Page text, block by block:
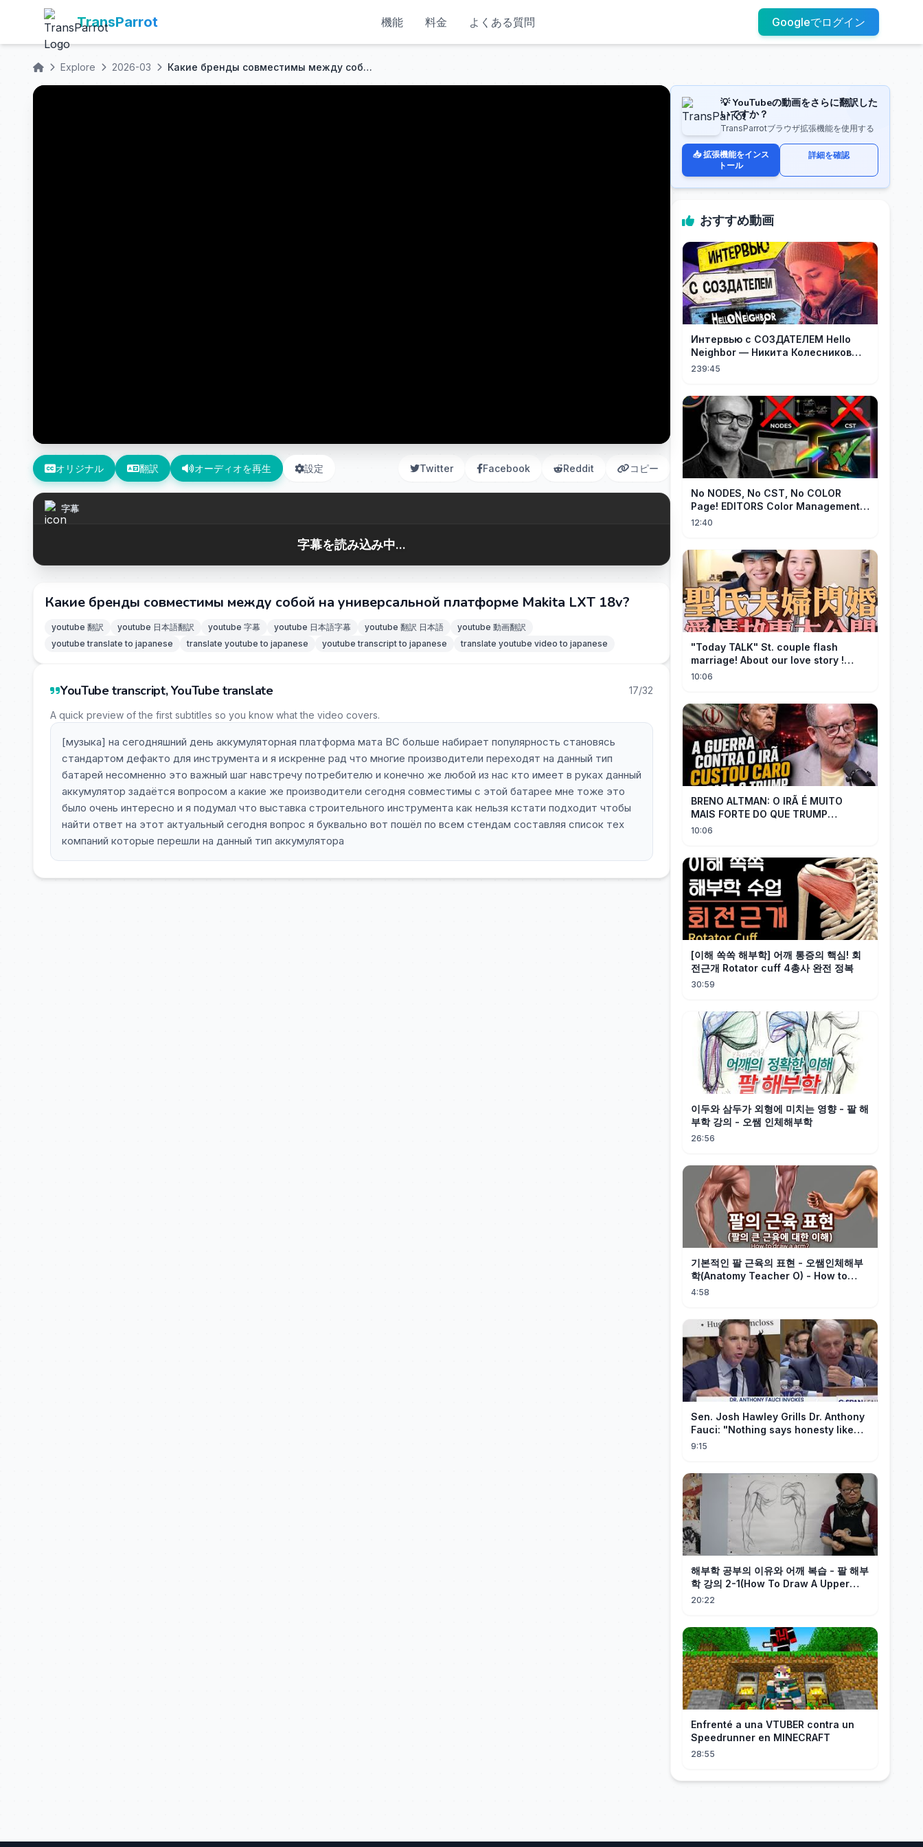
TransParrot 機能 料金 よくある質問 Googleでログイン
Explore 2026-03 Какие бренды совместимы между собой на универсальной платформе Makita LXT 18v?
オリジナル 翻訳 オーディオを再生 設定 Twitter Facebook Reddit コピー
字幕
字幕を読み込み中...
Какие бренды совместимы между собой на универсальной платформе Makita LXT 18v?
youtube 翻訳 youtube 日本語翻訳 youtube 字幕 youtube 日本語字幕 youtube 翻訳 日本語
youtube 動画翻訳
youtube translate to japanese
translate youtube to japanese youtube transcript to japanese translate youtube video to japanese
YouTube transcript, YouTube translate 17/32
A quick preview of the first subtitles so you know what the video covers.
[музыка] на сегодняшний день аккумуляторная платформа мата ВС больше набирает популярность становясь
стандартом дефакто для инструмента и я искренне рад что многие производители переходят на данный тип
батарей несомненно это важный шаг навстречу потребителю и конечно же любой из нас кто имеет в руках данный
аккумулятор задаётся вопросом а какие же производители сегодня совместимы с этой батарее мне тоже это
было очень интересно и я подумал что выставка строительного инструмента как нельзя кстати подходит чтобы
найти ответ на этот актуальный сегодня вопрос я буквально вот пошёл по всем стендам составляя список тех
компаний которые перешли на данный тип аккумулятора
💡 YouTubeの動画をさらに翻訳した
いですか？
TransParrotブラウザ拡張機能を使用する
📥 拡張機能をインス
トール
詳細を確認
おすすめ動画
Интервью с СОЗДАТЕЛЕМ Hello
Neighbor — Никита Колесников
(grandeturisto)
239:45
No NODES, No CST, No COLOR
Page! EDITORS Color Management
[EASY]
12:40
"Today TALK" St. couple flash
marriage! About our love story !
【Saint】
10:06
BRENO ALTMAN: O IRÃ É MUITO
MAIS FORTE DO QUE TRUMP
IMAGINAVA
10:06
[이해 쏙쏙 해부학] 어깨 통증의 핵심! 회
전근개 Rotator cuff 4총사 완전 정복
30:59
이두와 삼두가 외형에 미치는 영향 - 팔 해
부학 강의 - 오쌤 인체해부학
26:56
기본적인 팔 근육의 표현 - 오쌤인체해부
학(Anatomy Teacher O) - How to
draw a arm?
4:58
Sen. Josh Hawley Grills Dr. Anthony
Fauci: "Nothing says honesty like
taking the Fifth!"
9:15
해부학 공부의 이유와 어깨 복습 - 팔 해부
학 강의 2-1(How To Draw A Upper
Arm) - 오쌤 인체해부학
20:22
Enfrenté a una VTUBER contra un
Speedrunner en MINECRAFT
28:55